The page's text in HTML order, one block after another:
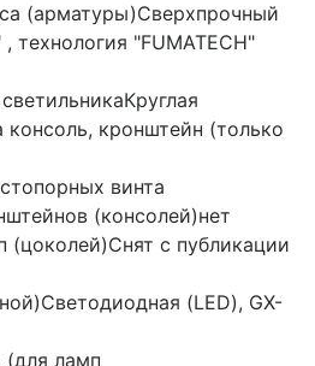
(арматуры)Сверхпрочный
технология "FUMATECH"
Круглая
консоль, кронштейн (только
винта
(консолей)нет
(цоколей)Снят с публикации
Светодиодная (LED), GX-
ламп